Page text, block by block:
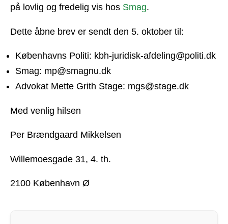
på lovlig og fredelig vis hos Smag.
Dette åbne brev er sendt den 5. oktober til:
Københavns Politi: kbh-juridisk-afdeling@politi.dk
Smag: mp@smagnu.dk
Advokat Mette Grith Stage: mgs@stage.dk
Med venlig hilsen
Per Brændgaard Mikkelsen
Willemoesgade 31, 4. th.
2100 København Ø